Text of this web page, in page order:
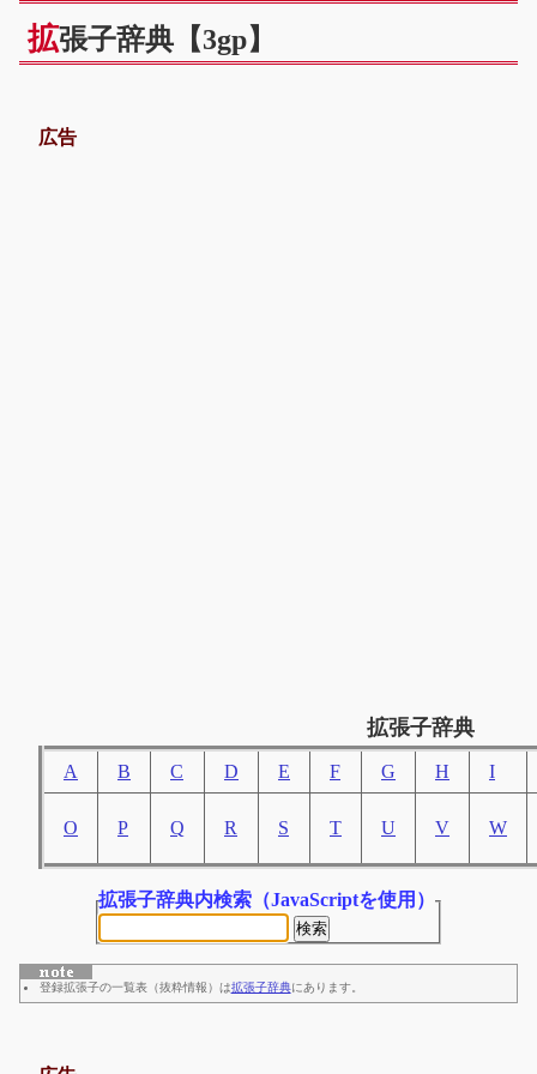
拡張子辞典【3gp】
広告
拡張子辞典
A B C D E F G H I
O P Q R S T U V W
拡張子辞典内検索 （JavaScriptを使用）
登録拡張子の一覧表（抜粋情報）は拡張子辞典にあります。